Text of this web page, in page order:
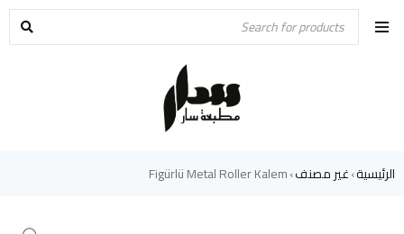
الرئيسية›غير مصنف›
Figürlü Metal Roller Kalem